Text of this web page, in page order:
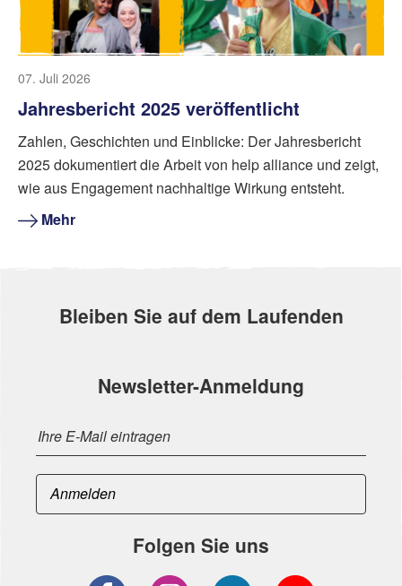
07. Juli 2026
Jahresbericht 2025 veröffentlicht
Zahlen, Geschichten und Einblicke: Der Jahresbericht
2025 dokumentiert die Arbeit von help alliance und zeigt,
wie aus Engagement nachhaltige Wirkung entsteht.
Mehr
Bleiben Sie auf dem Laufenden
Newsletter-Anmeldung
Folgen Sie uns